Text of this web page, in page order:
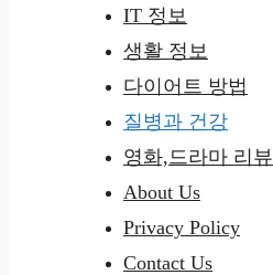
IT 정보
생활 정보
다이어트 방법
질병과 건강
영화,드라마 리뷰
About Us
Privacy Policy
Contact Us